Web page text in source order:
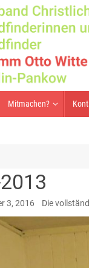
Mitmachen?
3, 2016 Die